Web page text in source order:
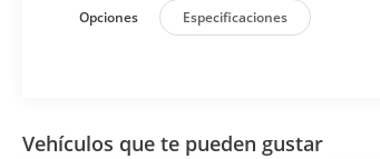
Opciones Especificaciones
Vehículos que te pueden gustar